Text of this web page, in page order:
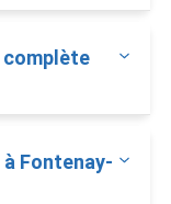
complète
Fontenay-